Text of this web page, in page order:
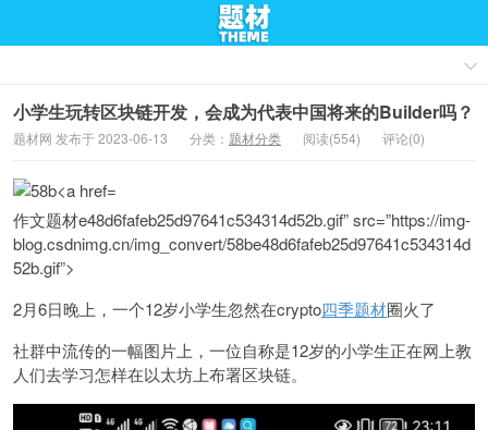
小学生玩转区块链开发，会成为代表中国将来的Builder吗？
题材网 发布于 2023-06-13 分类： 题材分类 阅读(554) 评论(0)
作文题材e48d6fafeb25d97641c534314d52b.gif” src=”https://img-
blog.csdnimg.cn/img_convert/58be48d6fafeb25d97641c534314d
52b.gif”>
2月6日晚上，一个12岁小学生忽然在crypto四季题材圈火了
社群中流传的一幅图片上，一位自称是12岁的小学生正在网上教
人们去学习怎样在以太坊上布署区块链。